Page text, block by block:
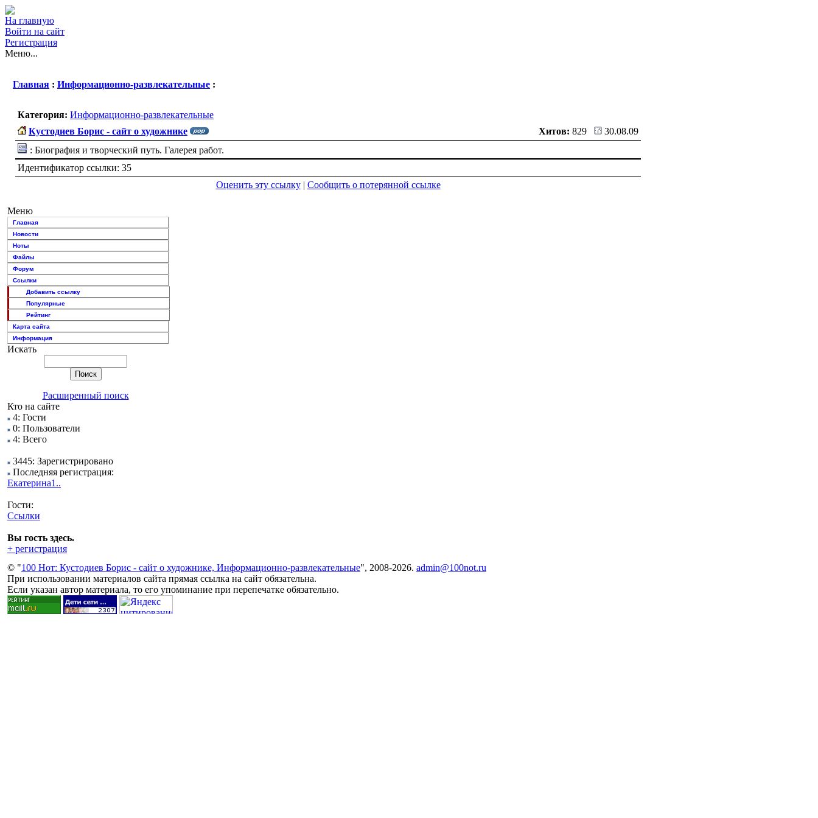
На главную
Войти на сайт
Регистрация
Меню...
Главная : Информационно-развлекательные :
Категория: Информационно-развлекательные
Кустодиев Борис - сайт о художнике
Хитов: 829
30.08.09
: Биография и творческий путь. Галерея работ.
Идентификатор ссылки: 35
Оценить эту ссылку| Сообщить о потерянной ссылке
Меню
Главная
Новости
Ноты
Файлы
Форум
Ссылки
Добавить ссылку
Популярные
Рейтинг
Карта сайта
Информация
Искать
Расширенный поиск
Кто на сайте
4: Гости
0: Пользователи
4: Всего
3445: Зарегистрировано
Последняя регистрация:
Екатерина1..
Гости:
Ссылки
Вы гость здесь.
+ регистрация
© "100 Нот: Кустодиев Борис - сайт о художнике, Информационно-развлекательные", 2008-2026. admin@100not.ru
При использовании материалов сайта прямая ссылка на сайт обязательна.
Если указан автор материала, то его упоминание при перепечатке обязательно.